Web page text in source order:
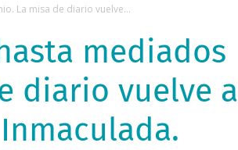
La misa de diario vuelve...
mediados
diario vuelve a